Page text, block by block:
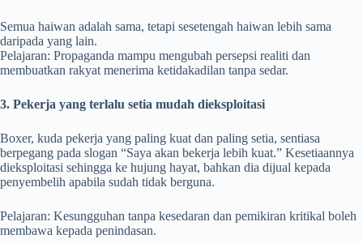
Semua haiwan adalah sama, tetapi sesetengah haiwan lebih sama
daripada yang lain.
Pelajaran: Propaganda mampu mengubah persepsi realiti dan
membuatkan rakyat menerima ketidakadilan tanpa sedar.
3. Pekerja yang terlalu setia mudah dieksploitasi
Boxer, kuda pekerja yang paling kuat dan paling setia, sentiasa
berpegang pada slogan “Saya akan bekerja lebih kuat.” Kesetiaannya
dieksploitasi sehingga ke hujung hayat, bahkan dia dijual kepada
penyembelih apabila sudah tidak berguna.
Pelajaran: Kesungguhan tanpa kesedaran dan pemikiran kritikal boleh
membawa kepada penindasan.